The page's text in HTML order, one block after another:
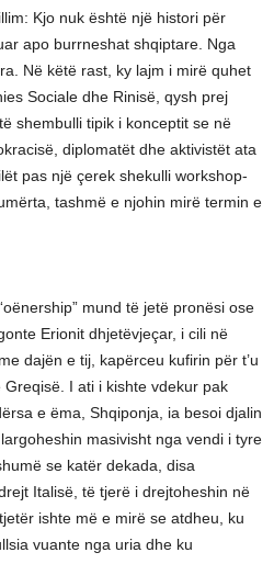
Kjo nuk është një histori për
apo burrneshat shqiptare. Nga
Në këtë rast, ky lajm i mirë quhet
Sociale dhe Rinisë, qysh prej
shembulli tipik i konceptit se në
diplomatët dhe aktivistët ata
pas një çerek shekulli workshop-
tashmë e njohin mirë termin e
mund të jetë pronësi ose
Erionit dhjetëvjeçar, i cili në
dajën e tij, kapërceu kufirin për t’u
I ati i kishte vdekur pak
e ëma, Shqiponja, ia besoi djalin
masivisht nga vendi i tyre
se katër dekada, disa
Italisë, të tjerë i drejtoheshin në
ishte më e mirë se atdheu, ku
vuante nga uria dhe ku